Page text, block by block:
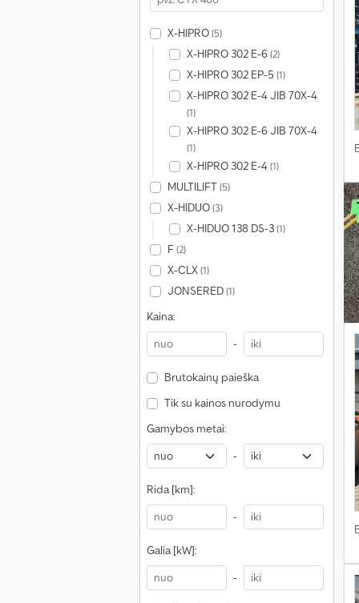
X-HIPRO(5)
X-HIPRO 302 E-6(2)
X-HIPRO 302 EP-5 (1)
X-HIPRO 302 E-4 JIB 70X-4
(1)
X-HIPRO 302 E-6 JIB 70X-4
(1)
X-HIPRO 302 E-4(1)
MULTILIFT(5)
X-HIDUO(3)
X-HIDUO 138 DS-3(1)
F (2)
X-CLX(1)
JONSERED(1)
Kaina:
-
Brutokainų paieška
Tik su kainos nurodymu
Gamybos metai:
-
Rida [km]:
-
Galia [kW]:
-